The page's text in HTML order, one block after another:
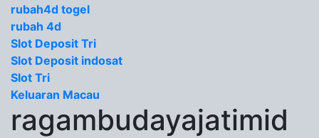
rubah4d togel
rubah 4d
Slot Deposit Tri
Slot Deposit indosat
Slot Tri
Keluaran Macau
ragambudayajatimid